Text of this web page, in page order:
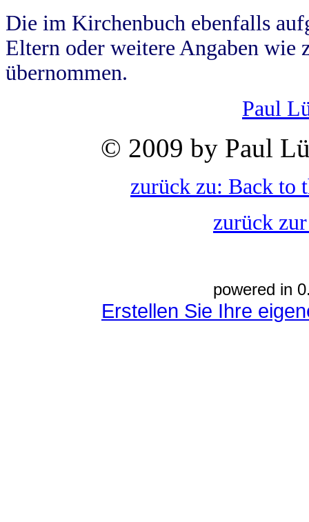
Die im Kirchenbuch ebenfalls
Eltern oder weitere Angaben wie
übernommen.
Paul
© 2009 by Paul
zurück zu: Back to
zurück
powered in
Erstellen Sie Ihre